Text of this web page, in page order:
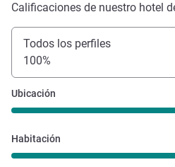
Calificaciones de nuestro hotel
Todos los perfiles
100%
Ubicación
Habitación